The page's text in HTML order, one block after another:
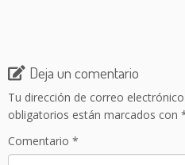
Deja un comentario
Tu dirección de correo
obligatorios están marcados con
Comentario *